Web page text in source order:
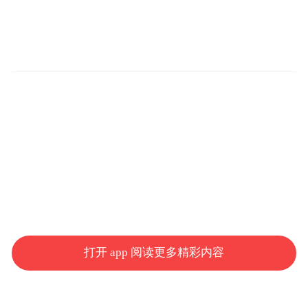
息。
气象厅表示，日本首都东京等关东地区，截
打开 app 阅读更多精彩内容